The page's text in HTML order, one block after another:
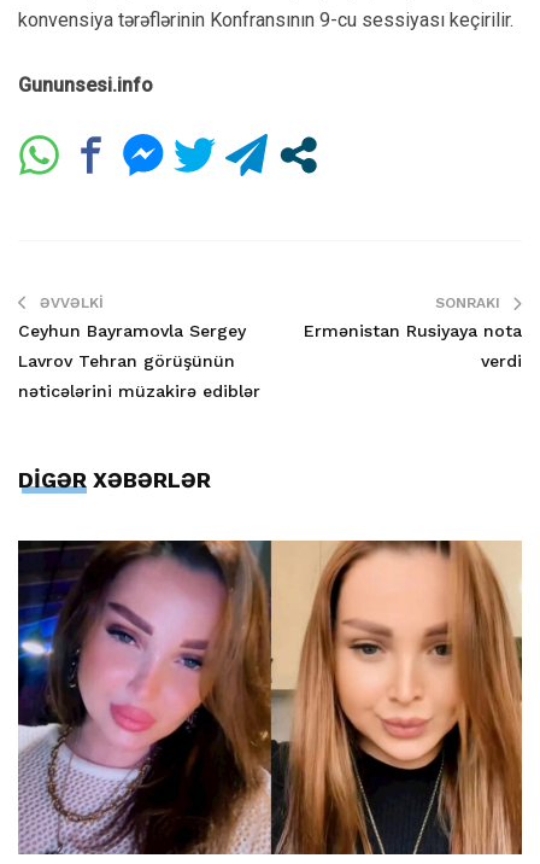
konvensiya tərəflərinin Konfransının 9-cu sessiyası keçirilir.
Gununsesi.info
ƏVVƏLKI
Ceyhun Bayramovla Sergey
Lavrov Tehran görüşünün
nəticələrini müzakirə ediblər
SONRAKI
Ermənistan Rusiyaya nota
verdi
DİGƏR XƏBƏRLƏR